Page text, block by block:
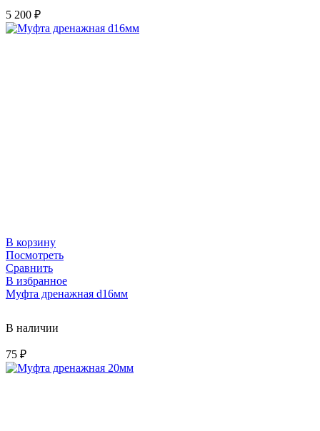
5 200 ₽
В корзину
Посмотреть
Сравнить
В избранное
Муфта дренажная d16мм
В наличии
75 ₽